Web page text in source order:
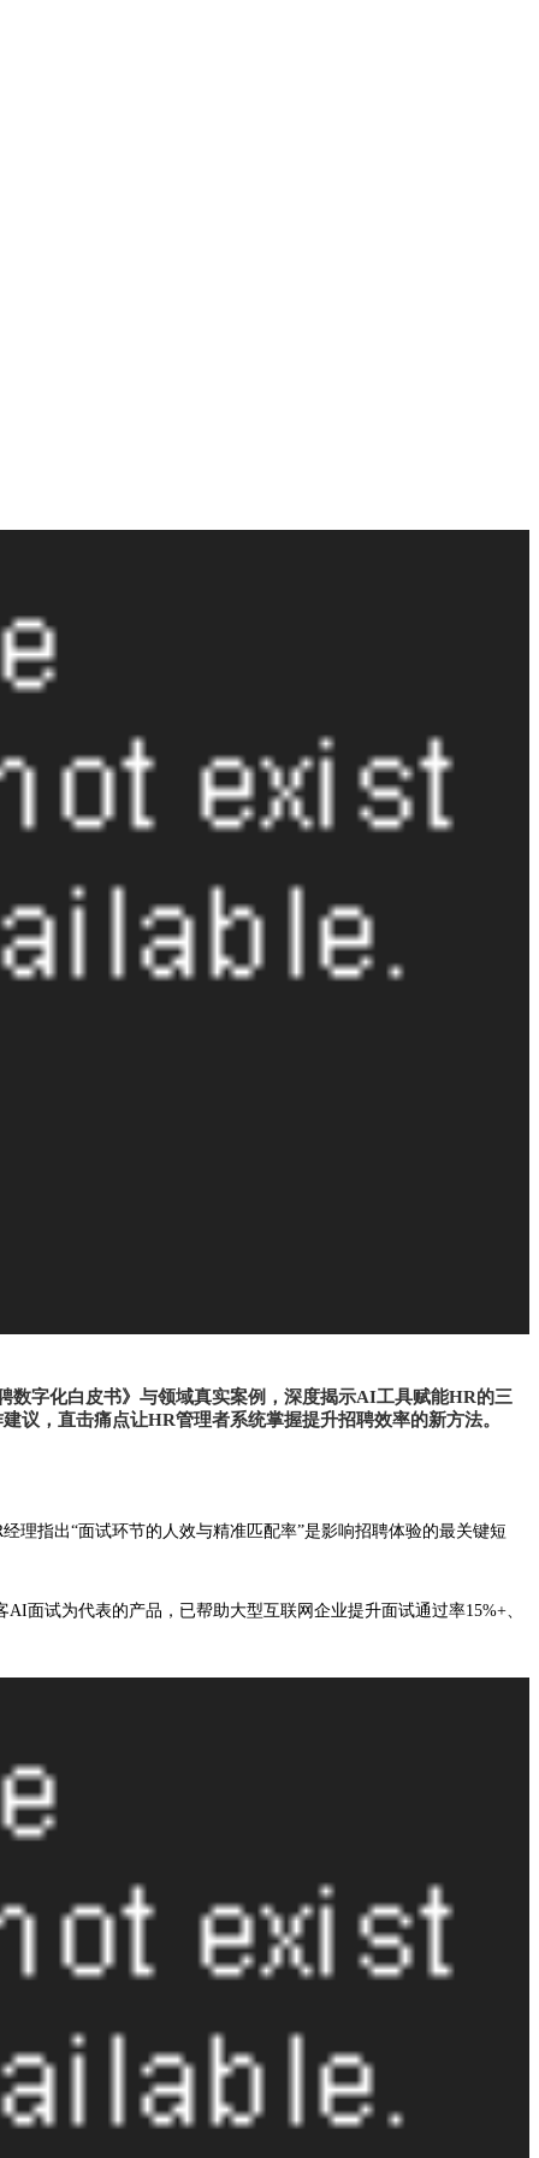
字化白皮书》与领域真实案例，深度揭示AI工具赋能HR的三
议，直击痛点让HR管理者系统掌握提升招聘效率的新方法。
理指出“面试环节的人效与精准匹配率”是影响招聘体验的最关键短
面试为代表的产品，已帮助大型互联网企业提升面试通过率15%+、